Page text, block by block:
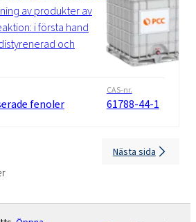
av produkter av
i första hand
och
fenoler
CAS-nr.
61788-44-1
Nästa sida